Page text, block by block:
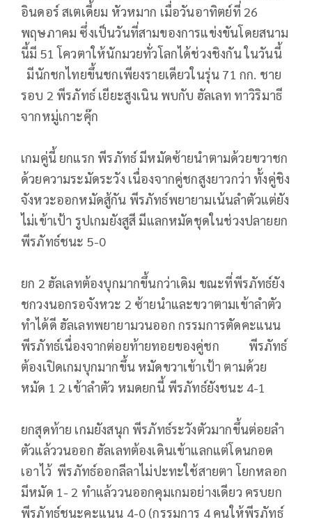
อินดอร์ สเตเดี้ยม หัวหมาก เมื่อวันอาทิตย์ที่ 26
พฤษภาคม ซึ่งเป็นวันที่สามของการแข่งขันโดยสนาม
นี้มี 51 โควตาให้นักมวยทั่วโลกได้ช่วงชิงกัน ในวันนี้
มีนักชกไทยขึ้นชกเพียงรายเดียวในรุ่น 71 กก. ชาย
รอบ 2 พีรภัทธ์ เยียะสูงเนิน พบกับ ฮัลเลท ทาวิริมาธี
จากหมู่เกาะคุ๊ก
เกมคู่นี้ ยกแรก พีรภัทธ์ มีหมัดซ้ายนำตามด้วยขวาชก
ด้วยความระมัดระวัง เนื่องจากคู่ชกสูงยาวกว่า ทั้งคู่ชิง
จังหวะออกหมัดสู้กัน พีรภัทธ์พยายามเน้นลำตัวแต่ยัง
ไม่เข้าเป้า รูปเกมยังสูสี มีแลกหมัดชุดในช่วงปลายยก
พีรภัทธ์ชนะ 5-0
ยก 2 ฮัลเลทต้องบุกมากขึ้นกว่าเดิม ขณะที่พีรภัทธ์ยัง
ชกวงนอกรอจังหวะ 2 ซ้ายนำและขวาตามเข้าลำตัว
ทำได้ดี ฮัลเลทพยายามวนออก กรรมการตัดคะแนน
พีรภัทธ์เนื่องจากต่อยท้ายทอยของคู่ชก พีรภัทธ์
ต้องเปิดเกมบุกมากขึ้น หมัดขวาเข้าเป้า ตามด้วย
หมัด 1 2 เข้าลำตัว หมดยกนี้ พีรภัทธ์ยังชนะ 4-1
ยกสุดท้าย เกมยังสนุก พีรภัทธ์ระวังตัวมากขึ้นต่อยลำ
ตัวแล้ววนออก ฮัลเลทต้องเดินเข้าแลกแต่โดนกอด
เอาไว้ พีรภัทธ์ออกลีลาไม่ปะทะใช้สายตา โยกหลอก
มีหมัด 1- 2 ทำแล้ววนออกคุมเกมอย่างเดียว ครบยก
พีรภัทธ์ชนะคะแนน 4-0 (กรรมการ 4 คนให้พีรภัทธ์